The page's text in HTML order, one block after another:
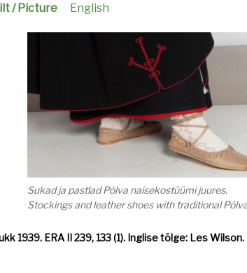
/ Picture English
Sukad ja pastlad Põlva naisekostüümi juures.
Stockings and leather shoes with traditional
1939. ERA II 239, 133 (1). Inglise tõlge: Les